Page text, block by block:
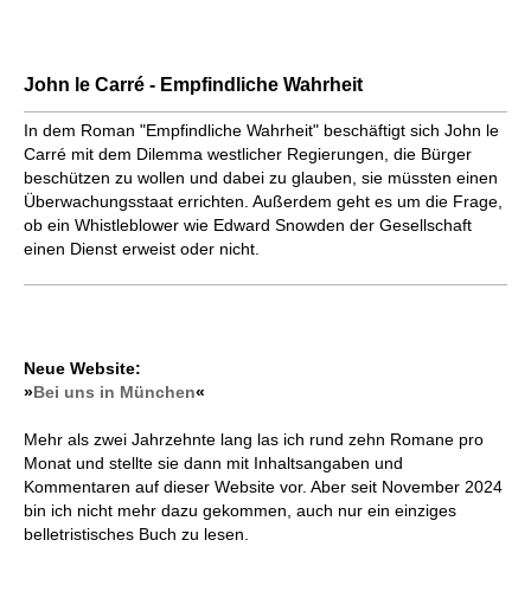
John le Carré - Empfindliche Wahrheit
In dem Roman "Empfindliche Wahrheit" beschäftigt sich John le
Carré mit dem Dilemma westlicher Regierungen, die Bürger
beschützen zu wollen und dabei zu glauben, sie müssten einen
Überwachungsstaat errichten. Außerdem geht es um die Frage,
ob ein Whistleblower wie Edward Snowden der Gesellschaft
einen Dienst erweist oder nicht.
Neue Website:
»Bei uns in München«
Mehr als zwei Jahrzehnte lang las ich rund zehn Romane pro
Monat und stellte sie dann mit Inhaltsangaben und
Kommentaren auf dieser Website vor. Aber seit November 2024
bin ich nicht mehr dazu gekommen, auch nur ein einziges
belletristisches Buch zu lesen.